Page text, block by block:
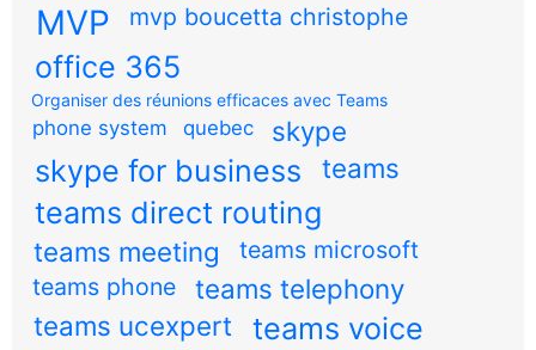
MVP mvp boucetta christophe
office 365
Organiser des réunions efficaces avec Teams
phone system quebec skype
skype for business teams
teams direct routing
teams meeting
teams microsoft
teams phone
teams telephony
teams ucexpert
teams voice